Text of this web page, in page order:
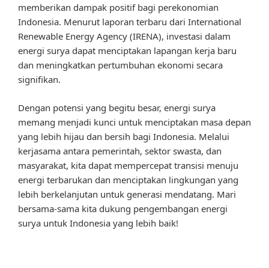
memberikan dampak positif bagi perekonomian
Indonesia. Menurut laporan terbaru dari International
Renewable Energy Agency (IRENA), investasi dalam
energi surya dapat menciptakan lapangan kerja baru
dan meningkatkan pertumbuhan ekonomi secara
signifikan.
Dengan potensi yang begitu besar, energi surya
memang menjadi kunci untuk menciptakan masa depan
yang lebih hijau dan bersih bagi Indonesia. Melalui
kerjasama antara pemerintah, sektor swasta, dan
masyarakat, kita dapat mempercepat transisi menuju
energi terbarukan dan menciptakan lingkungan yang
lebih berkelanjutan untuk generasi mendatang. Mari
bersama-sama kita dukung pengembangan energi
surya untuk Indonesia yang lebih baik!